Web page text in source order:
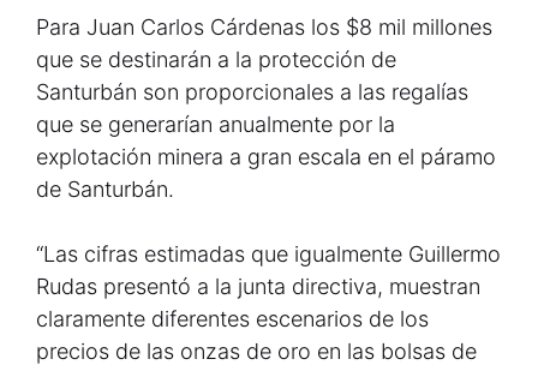
Para Juan Carlos Cárdenas los $8 mil millones
que se destinarán a la protección de
Santurbán son proporcionales a las regalías
que se generarían anualmente por la
explotación minera a gran escala en el páramo
de Santurbán.
“Las cifras estimadas que igualmente Guillermo
Rudas presentó a la junta directiva, muestran
claramente diferentes escenarios de los
precios de las onzas de oro en las bolsas de